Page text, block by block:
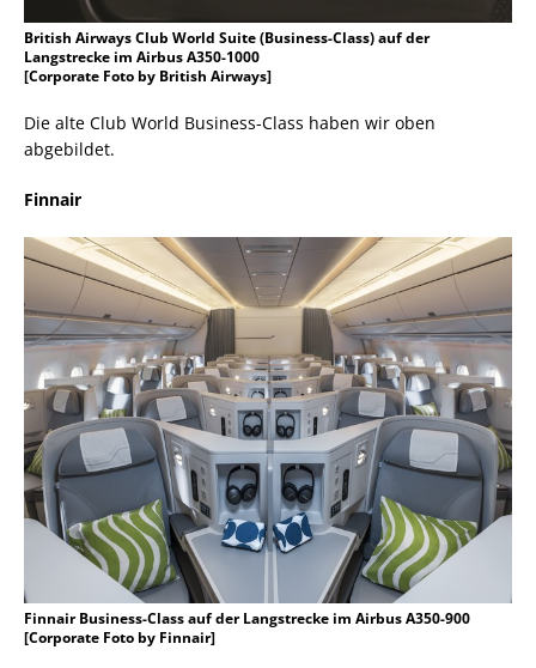
British Airways Club World Suite (Business-Class) auf der
Langstrecke im Airbus A350-1000
[Corporate Foto by British Airways]
Die alte Club World Business-Class haben wir oben
abgebildet.
Finnair
Finnair Business-Class auf der Langstrecke im Airbus A350-900
[Corporate Foto by Finnair]